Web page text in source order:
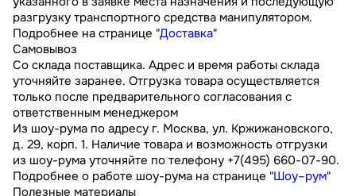
разгрузку транспортного средства манипулятором.
Подробнее на странице "Доставка"
Самовывоз
Со склада поставщика. Адрес и время работы склада
уточняйте заранее. Отгрузка товара осуществляется
только после предварительного согласования с
ответственным менеджером
Из шоу-рума по адресу г. Москва, ул. Кржижановского,
д. 29, корп. 1. Наличие товара и возможность отгрузки
из шоу-рума уточняйте по телефону +7(495) 660-07-90.
Подробнее о работе шоу-рума на странице "Шоу–рум"
Полезные материалы